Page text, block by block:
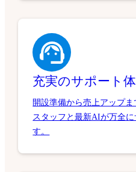
充実のサポート体
開設準備から売上アップ
スタッフと最新AIが万全に
す。